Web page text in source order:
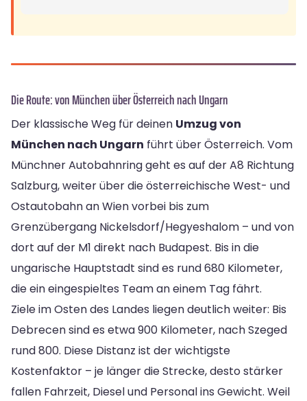
Die Route: von München über Österreich nach Ungarn
Der klassische Weg für deinen Umzug von
München nach Ungarn führt über Österreich. Vom
Münchner Autobahnring geht es auf der A8 Richtung
Salzburg, weiter über die österreichische West- und
Ostautobahn an Wien vorbei bis zum
Grenzübergang Nickelsdorf/Hegyeshalom – und von
dort auf der M1 direkt nach Budapest. Bis in die
ungarische Hauptstadt sind es rund 680 Kilometer,
die ein eingespieltes Team an einem Tag fährt.
Ziele im Osten des Landes liegen deutlich weiter: Bis
Debrecen sind es etwa 900 Kilometer, nach Szeged
rund 800. Diese Distanz ist der wichtigste
Kostenfaktor – je länger die Strecke, desto stärker
fallen Fahrzeit, Diesel und Personal ins Gewicht. Weil